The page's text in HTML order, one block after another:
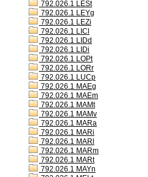
792.026.1 LESt
792.026.1 LEYg
792.026.1 LEZi
792.026.1 LICl
792.026.1 LIDd
792.026.1 LIDi
792.026.1 LOPt
792.026.1 LORr
792.026.1 LUCp
792.026.1 MAEg
792.026.1 MAEm
792.026.1 MAMt
792.026.1 MAMv
792.026.1 MARa
792.026.1 MARi
792.026.1 MARl
792.026.1 MARm
792.026.1 MARt
792.026.1 MAYn